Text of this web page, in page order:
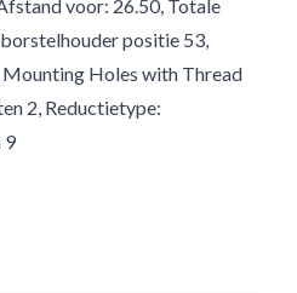
voor: 26.50, Totale
positie 53,
Holes with Thread
2, Reductietype:
9